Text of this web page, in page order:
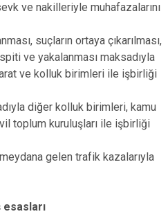
ve nakilleriyle muhafazalarını
suçların ortaya çıkarılması,
ve yakalanması maksadıyla
ve kolluk birimleri ile işbirliği
diğer kolluk birimleri, kamu
toplum kuruluşları ile işbirliği
gelen trafik kazalarıyla